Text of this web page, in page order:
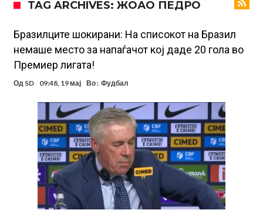
Арсенал со 138 милиони евра тргнува по ѕвездата на Серија А?
Мурињо воведува строга дисциплина во Реал Мадрид: Ова се
трите нови правила
Неочекувана „бомба“ од Англија: Ливерпул се засили од
Барселона!
Тикет на денот (сабота, 08.08.2026)
Англиски репрезентативец обвинет за напад во ноќен клуб – ќе
оди на суд!
Дилеми повеќе нема: Познато е кога Родри ќе стане новиот
фудбалер на Барселона
TAG ARCHIVES: ЖОАО ПЕДРО
Бразилците шокирани: На списокот на Бразил
немаше место за напаѓачот кој даде 20 гола во
Премиер лигата!
Од SD 09:48, 19 мај Во : Фудбал